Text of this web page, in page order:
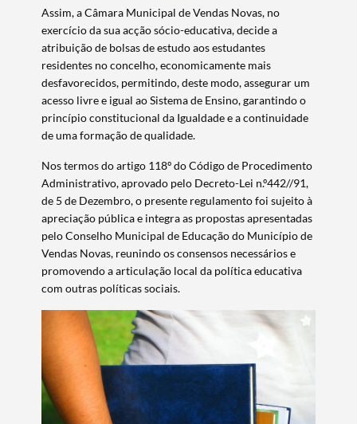
Termo de Pesquisa
Assim, a Câmara Municipal de Vendas Novas, no
exercício da sua acção sócio-educativa, decide a
atribuição de bolsas de estudo aos estudantes
residentes no concelho, economicamente mais
desfavorecidos, permitindo, deste modo, assegurar um
acesso livre e igual ao Sistema de Ensino, garantindo o
princípio constitucional da Igualdade e a continuidade
de uma formação de qualidade.
Nos termos do artigo 118º do Código de Procedimento
Administrativo, aprovado pelo Decreto-Lei n.º442//91,
de 5 de Dezembro, o presente regulamento foi sujeito à
apreciação pública e integra as propostas apresentadas
pelo Conselho Municipal de Educação do Município de
Vendas Novas, reunindo os consensos necessários e
promovendo a articulação local da política educativa
com outras políticas sociais.